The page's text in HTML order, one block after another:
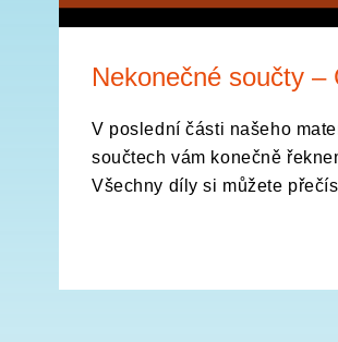
Nekonečné součty –
V poslední části našeho
součtech vám konečně
Všechny díly si můžete